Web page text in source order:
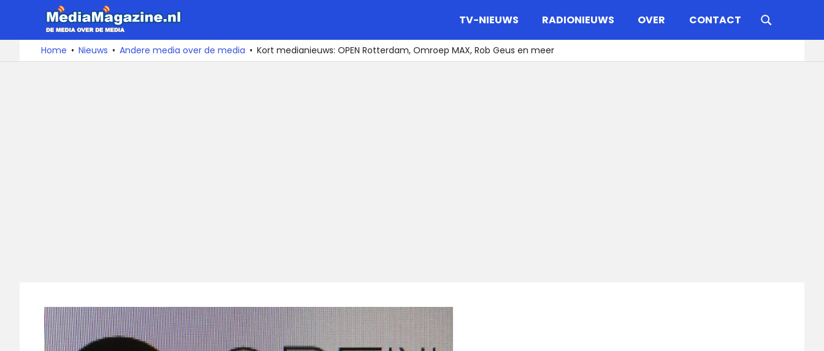
naar
De
media
over
TV-NIEUWS RADIONIEUWS OVER CONTACT
Home Nieuws Andere media over de media Kort medianieuws: OPEN Rotterdam, Omroep MAX, Rob Geus en meer